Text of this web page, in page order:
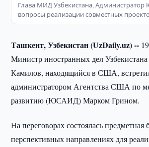
Глава МИД Узбекистана,
вопросы реализации совместных
Ташкент, Узбекистан (UzDaily.uz) --
Министр иностранных дел Узбекистана
Камилов, находящийся в США,
администратором Агентства США по
развитию (ЮСАИД) Марком Грином.
На переговорах состоялась предметная
перспективных направлениях для